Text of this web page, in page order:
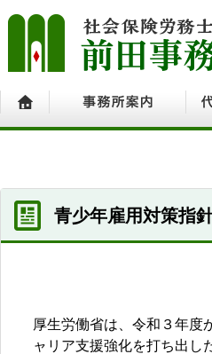
青少年雇用対策
厚生労働省は、令和３年度
ャリア支援強化を打ち出し